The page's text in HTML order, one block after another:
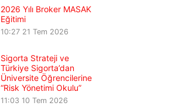
2026 Yılı Broker MASAK
Eğitimi
10:27 21 Tem 2026
Sigorta Strateji ve
Türkiye Sigorta’dan
Üniversite Öğrencilerine
“Risk Yönetimi Okulu”
11:03 10 Tem 2026